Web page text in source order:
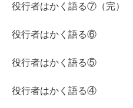
役行者はかく語る⑦（完）
役行者はかく語る⑥
役行者はかく語る⑤
役行者はかく語る④